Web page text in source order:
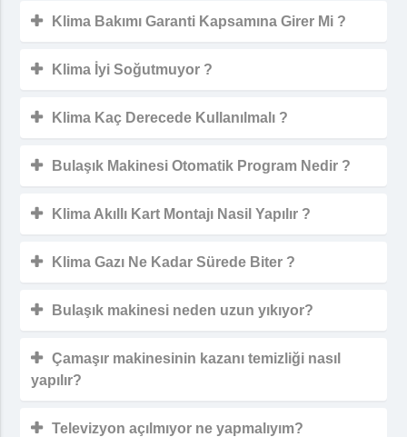
Klima Bakımı Garanti Kapsamına Girer Mi ?
Klima İyi Soğutmuyor ?
Klima Kaç Derecede Kullanılmalı ?
Bulaşık Makinesi Otomatik Program Nedir ?
Klima Akıllı Kart Montajı Nasil Yapılır ?
Klima Gazı Ne Kadar Sürede Biter ?
Bulaşık makinesi neden uzun yıkıyor?
Çamaşır makinesinin kazanı temizliği nasıl
yapılır?
Televizyon açılmıyor ne yapmalıyım?